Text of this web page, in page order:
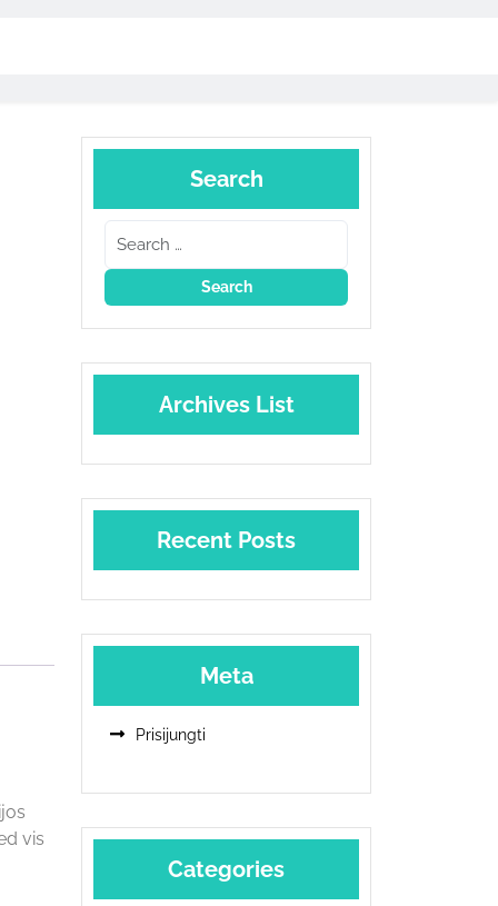
vis
Search
Archives List
Recent Posts
Meta
Prisijungti
Categories